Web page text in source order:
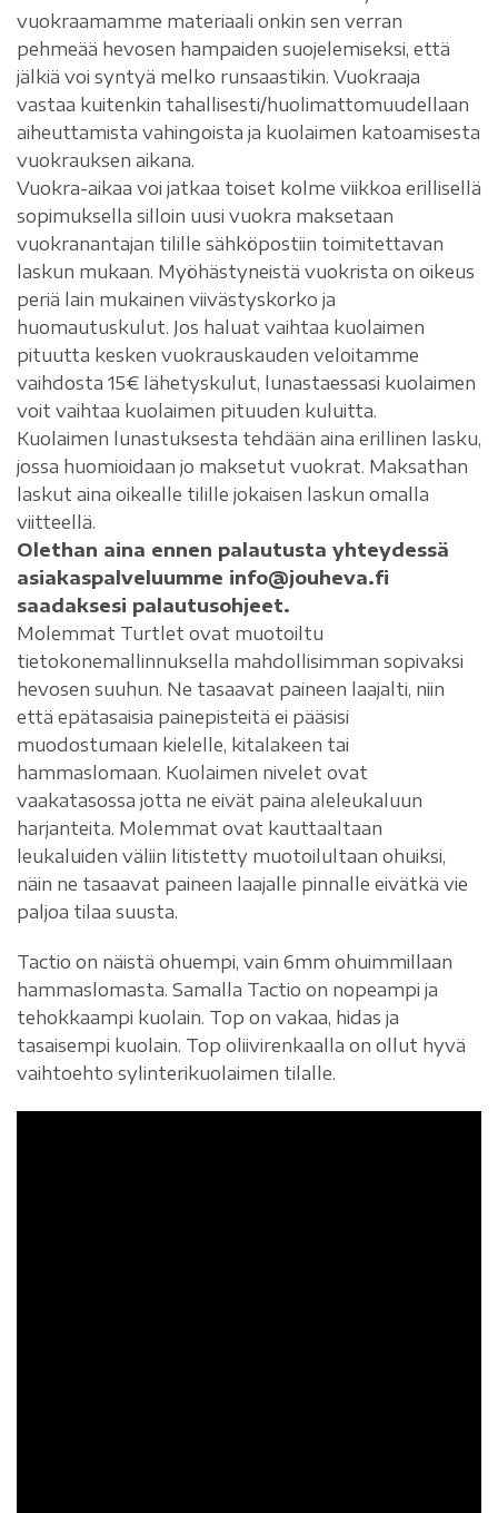
vuokraamamme materiaali onkin sen verran
pehmeää hevosen hampaiden suojelemiseksi, että
jälkiä voi syntyä melko runsaastikin. Vuokraaja
vastaa kuitenkin tahallisesti/huolimattomuudellaan
aiheuttamista vahingoista ja kuolaimen katoamisesta
vuokrauksen aikana.
Vuokra-aikaa voi jatkaa toiset kolme viikkoa erillisellä
sopimuksella silloin uusi vuokra maksetaan
vuokranantajan tilille sähköpostiin toimitettavan
laskun mukaan. Myöhästyneistä vuokrista on oikeus
periä lain mukainen viivästyskorko ja
huomautuskulut. Jos haluat vaihtaa kuolaimen
pituutta kesken vuokrauskauden veloitamme
vaihdosta 15€ lähetyskulut, lunastaessasi kuolaimen
voit vaihtaa kuolaimen pituuden kuluitta.
Kuolaimen lunastuksesta tehdään aina erillinen lasku,
jossa huomioidaan jo maksetut vuokrat. Maksathan
laskut aina oikealle tilille jokaisen laskun omalla
viitteellä.
Olethan aina ennen palautusta yhteydessä
asiakaspalveluumme info@jouheva.fi
saadaksesi palautusohjeet.
Molemmat Turtlet ovat muotoiltu
tietokonemallinnuksella mahdollisimman sopivaksi
hevosen suuhun. Ne tasaavat paineen laajalti, niin
että epätasaisia painepisteitä ei pääsisi
muodostumaan kielelle, kitalakeen tai
hammaslomaan. Kuolaimen nivelet ovat
vaakatasossa jotta ne eivät paina aleleukaluun
harjanteita. Molemmat ovat kauttaaltaan
leukaluiden väliin litistetty muotoilultaan ohuiksi,
näin ne tasaavat paineen laajalle pinnalle eivätkä vie
paljoa tilaa suusta.
Tactio on näistä ohuempi, vain 6mm ohuimmillaan
hammaslomasta. Samalla Tactio on nopeampi ja
tehokkaampi kuolain. Top on vakaa, hidas ja
tasaisempi kuolain. Top oliivirenkaalla on ollut hyvä
vaihtoehto sylinterikuolaimen tilalle.